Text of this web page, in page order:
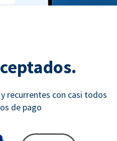
recurrentes con casi todos
de pago